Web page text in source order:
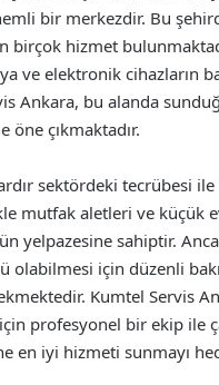
bir merkezdir. Bu
birçok hizmet
ve elektronik cihazların
Ankara, bu alanda
öne çıkmaktadır.
sektördeki tecrübesi
mutfak aletleri ve küçük
yelpazesine sahiptir.
olabilmesi için düzenli
Kumtel Servis
profesyonel bir ekip ile
en iyi hizmeti sunmayı